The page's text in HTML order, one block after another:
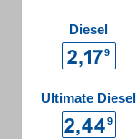
Diesel
Ultimate Diesel